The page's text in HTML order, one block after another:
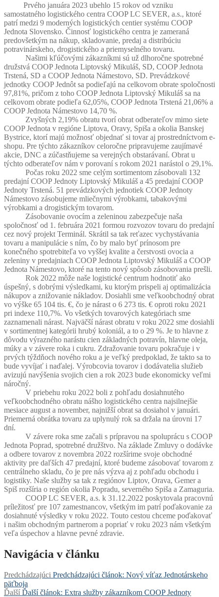
Prvého januára 2023 ubehlo 15 rokov od vzniku
samostatného logistického centra COOP LC SEVER, a.s., ktoré
patrí medzi 9 moderných logistických centier systému COOP
Jednota Slovensko. Činnosť logistického centra je zameraná
predovšetkým na nákup, skladovanie, predaj a distribúciu
potravinárskeho, drogistického a priemyselného tovaru.
Našimi kľúčovými zákazníkmi sú už dlhoročne spotrebné
družstvá COOP Jednota Liptovský Mikuláš, SD, COOP Jednota
Trstená, SD a COOP Jednota Námestovo, SD. Prevádzkové
jednotky COOP Jednôt sa podieľajú na celkovom obrate spoločnosti
97,81%, pričom z toho COOP Jednota Liptovský Mikuláš sa na
celkovom obrate podieľa 62,05%, COOP Jednota Trstená 21,06% a
COOP Jednota Námestovo 14,70 %.
Zvyšných 2,19% obratu tvorí obrat odberateľov mimo siete
COOP Jednota v regióne Liptova, Oravy, Spiša a okolia Banskej
Bystrice, ktorí majú možnosť objednať si tovar aj prostredníctvom e-
shopu. Pre týchto zákazníkov celoročne pripravujeme zaujímavé
akcie, DNC a zúčastňujeme sa verejných obstarávaní. Obrat u
týchto odberateľov nám v porovaní s rokom 2021 narástol o 29,1%.
Počas roku 2022 sme celým sortimentom zásobovali 132
predajní COOP Jednoty Liptovský Mikuláš a 45 predajní COOP
Jednoty Trstená. 51 prevádzkových jednotiek COOP Jednoty
Námestovo zásobujeme mliečnymi výrobkami, tabakovými
výrobkami a drogistickým tovarom.
Zásobovanie ovocím a zeleninou zabezpečuje naša
spoločnosť od 1. februára 2021 formou rozvozov tovaru do predajní
cez nový projekt Terminál. Skrátil sa tak reťazec vychystávania
tovaru a manipulácie s ním, čo by malo byť prínosom pre
konečného spotrebiteľa vo vyššej kvalite a čerstvosti ovocia a
zeleniny v predajniach COOP Jednota Liptovský Mikuláš a COOP
Jednota Námestovo, ktoré na tento nový spôsob zásobovania prešli.
Rok 2022 môže naše logistické centrum hodnotiť ako
úspešný, s dobrými výsledkami, ku ktorým prispeli aj optimalizácia
nákupov a znižovanie nákladov. Dosiahli sme veľkoobchodný obrat
vo výške 65 104 tis. €, čo je nárast o 6 273 tis. € oproti roku 2021
pri indexe 110,7%. Vo všetkých tovarových kategóriach sme
zaznamenali nárast. Najväčší nárast obratu v roku 2022 sme dosiahli
v sortimentnej kategórii hrubý koloniál, a to o 29 %. Je to hlavne z
dôvodu výrazného narástu cien základných potravín, hlavne oleja,
múky a v závere roka i cukru. Zdražovanie tovaru pokračuje i v
prvých týždňoch nového roku a je veľký predpoklad, že takto sa to
bude vyvíjať i naďalej. Výrobcovia tovarov i dodávatelia služieb
avizujú navýšenia svojich cien a rok 2023 bude ekonomicky veľmi
náročný.
V priebehu roku 2022 boli z pohľadu dosiahnutého
veľkoobchodného obratu nášho logistického centra najsilnejšie
mesiace august a november, najnižší obrat sa dosiahol v januári.
Priemerná obrátka tovaru za uplynulý rok sa držala na úrovni 17
dní.
V závere roka sme začali s prípravou na spoluprácu s COOP
Jednota Poprad, spotrebné družštvo. Na základe Zmluvy o dodávke
a odbere tovarov z novembra 2022 rozšírime svoje obchodné
aktivity pre daľších 47 predajní, ktoré budeme zásobovať tovarom z
centrálneho skladu, čo je pre nás výzva aj z pohľadu obchodu i
logistiky. Naše služby sa tak z regiónov Liptov, Orava, Gemer a
Spiš rozšíria o región okolia Popradu, severného Spiša a Zamaguria.
COOP LC SEVER, a.s. k 31.12.2022 poskytovala pracovnú
príležitosť pre 107 zamestnancov, všetkým im patrí poďakovanie za
dosiahnuté výsledky v roku 2022. Touto cestou chceme poďakovať
i našim obchodným partnerom a popriať v roku 2023 nám všetkým
veľa úspechov a hlavne pevné zdravie.
Navigácia v článku
Predchádzajúci Predchádzajúci článok: Nový víťaz Jednotárskeho
päťboja
Ďalší Ďalší článok: Extra služby zákazníkom COOP Jednoty